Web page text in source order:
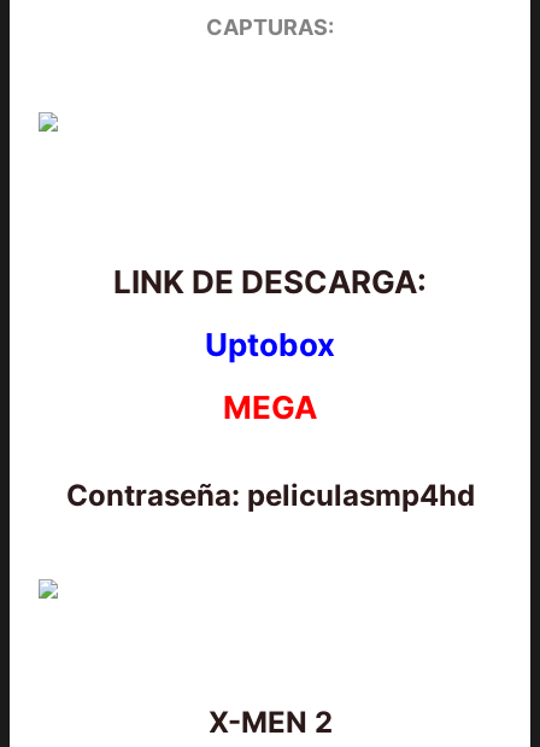
CAPTURAS:
LINK DE DESCARGA:
Uptobox
MEGA
Contraseña: peliculasmp4hd
X-MEN 2